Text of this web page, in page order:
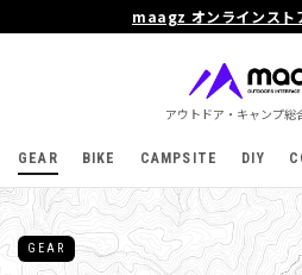
maagz オンラインスト
アウトドア・キャンプ総
GEAR BIKE CAMPSITE DIY
GEAR